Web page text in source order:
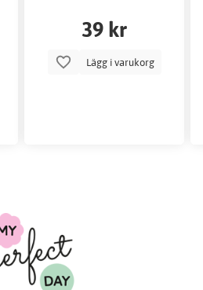
39 kr
Lägg i varukorg